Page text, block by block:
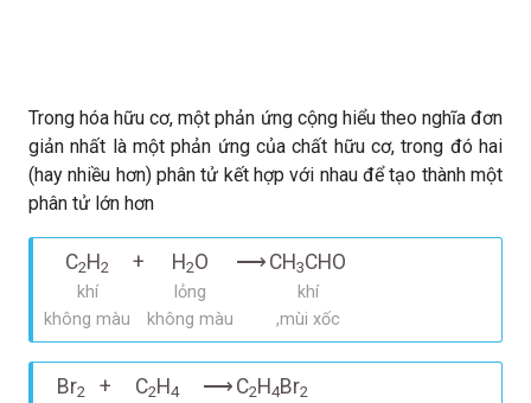
Trong hóa hữu cơ, một phản ứng cộng hiểu theo nghĩa đơn
giản nhất là một phản ứng của chất hữu cơ, trong đó hai
(hay nhiều hơn) phân tử kết hợp với nhau để tạo thành một
phân tử lớn hơn
C2H 2 + H 2O ⟶ CH 3CHO
khí lỏng
khí
không màu
không màu ,mùi xốc
Br2 + C2H4 ⟶ C2H4Br2